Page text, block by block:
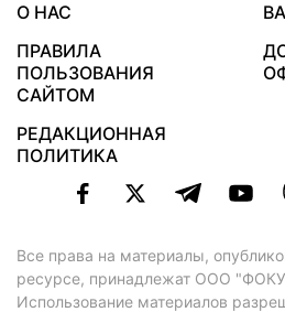
О НАС
ПРАВИЛА
ПОЛЬЗОВАНИЯ
САЙТОМ
РЕДАКЦИОННАЯ
ПОЛИТИКА
Все права на материалы,
ресурсе, принадлежат ООО
Использование материалов